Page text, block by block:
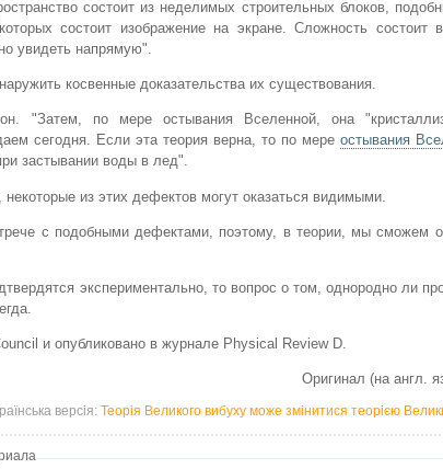
состоит из неделимых строительных блоков,
состоит изображение на экране. Сложность состоит
увидеть напрямую".
косвенные доказательства их существования.
"Затем, по мере остывания Вселенной, она
сегодня. Если эта теория верна, то по мере остывания
застывании воды в лед".
из этих дефектов могут оказаться видимыми.
с подобными дефектами, поэтому, в теории, мы сможем
экспериментально, то вопрос о том, однородно ли
и опубликовано в журнале Physical Review D.
Оригинал (на англ.
версія: Теорія Великого вибуху може змінитися теорією